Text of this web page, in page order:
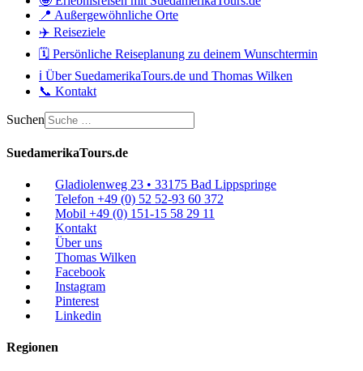
📍 Außergewöhnliche Orte
✈️ Reiseziele
🗓️ Persönliche Reiseplanung zu deinem Wunschtermin
ℹ️ Über SuedamerikaTours.de und Thomas Wilken
📞 Kontakt
Suchen
SuedamerikaTours.de
Gladiolenweg 23 • 33175 Bad Lippspringe
Telefon +49 (0) 52 52-93 60 372
Mobil +49 (0) 151-15 58 29 11
Kontakt
Über uns
Thomas Wilken
Facebook
Instagram
Pinterest
Linkedin
Regionen